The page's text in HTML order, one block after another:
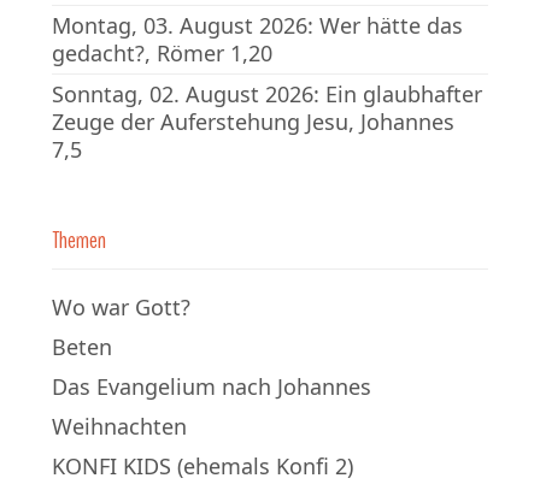
Montag, 03. August 2026: Wer hätte das
gedacht?, Römer 1,20
Sonntag, 02. August 2026: Ein glaubhafter
Zeuge der Auferstehung Jesu, Johannes
7,5
Themen
Wo war Gott?
Beten
Das Evangelium nach Johannes
Weihnachten
KONFI KIDS (ehemals Konfi 2)